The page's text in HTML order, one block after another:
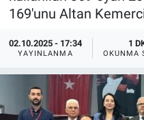
169'unu Altan
02.10.2025 - 17:34
YAYINLANMA
1
OKUNMA